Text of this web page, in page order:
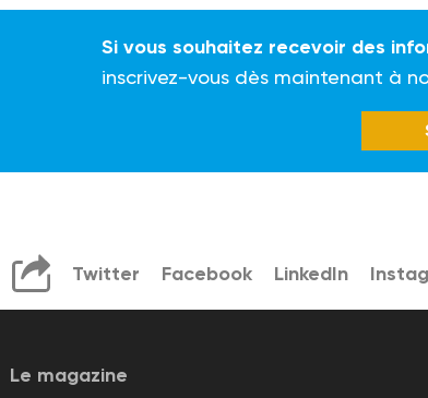
Si vous souhaitez recevoir des
inscrivez-vous dès maintenant à
Twitter Facebook LinkedIn
Le magazine